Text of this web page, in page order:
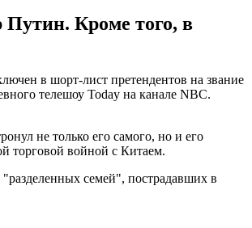
Кроме того, в
в шорт-лист претендентов на звание
телешоу Today на канале NBC.
не только его самого, но и его
торговой войной с Китаем.
семей", пострадавших в